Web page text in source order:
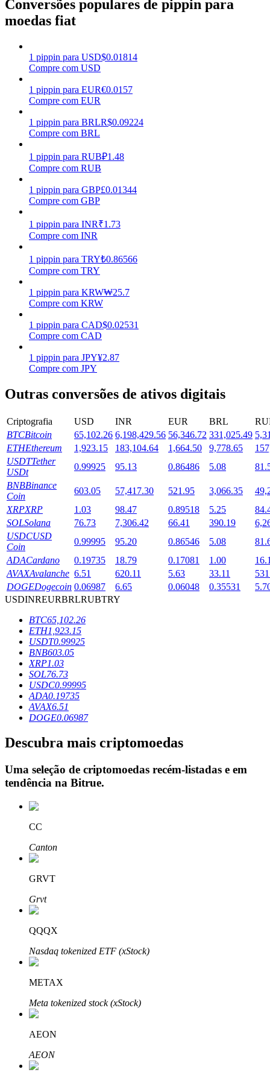
Ganhar
Ganhe recompensas competitivas diariamente
Estacamento
Launchpool
Staking flexível para ganhar tokens populares.
Bloqueios de BTR
Investimentos exclusivos para titulares de BTR
Empréstimos
Serviço de empréstimo apoiado por criptografia
Investimento Automático
Aprenda a apostar
Aprenda como ganhar renda passiva
Bitrue
Conversões populares de pippin para
moedas fiat
1 pippin para USD$0.01814
Compre com USD
1 pippin para EUR€0.0157
Compre com EUR
1 pippin para BRLR$0.09224
Compre com BRL
1 pippin para RUB₽1.48
Compre com RUB
1 pippin para GBP£0.01344
Compre com GBP
1 pippin para INR₹1.73
Compre com INR
1 pippin para TRY₺0.86566
Compre com TRY
1 pippin para KRW₩25.7
Compre com KRW
1 pippin para CAD$0.02531
Compre com CAD
1 pippin para JPY¥2.87
Compre com JPY
Outras conversões de ativos digitais
Criptografia USD INR EUR BRL
BTCBitcoin 65,102.26 6,198,429.56 56,346.72 331,025.49
ETHEthereum 1,923.15 183,104.64 1,664.50 9,778.65
USDTTether
USDt
0.99925 95.13 0.86486 5.08
BNBBinance
Coin
603.05 57,417.30 521.95 3,066.35
XRPXRP 1.03 98.47 0.89518 5.25
SOLSolana 76.73 7,306.42 66.41 390.19
USDCUSD
Coin
0.99995 95.20 0.86546 5.08
ADACardano 0.19735 18.79 0.17081 1.00
AVAXAvalanche 6.51 620.11 5.63 33.11
DOGEDogecoin 0.06987 6.65 0.06048 0.35531
USDINREURBRLRUBTRY
BTC65,102.26
ETH1,923.15
USDT0.99925
BNB603.05
XRP1.03
SOL76.73
USDC0.99995
ADA0.19735
AVAX6.51
DOGE0.06987
Descubra mais criptomoedas
Uma seleção de criptomoedas recém-listadas e em
tendência na Bitrue.
CC
Canton
GRVT
Grvt
QQQX
Nasdaq tokenized ETF (xStock)
METAX
Meta tokenized stock (xStock)
AEON
AEON